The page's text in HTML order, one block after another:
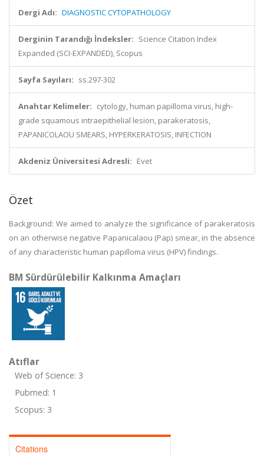
Dergi Adı: DIAGNOSTIC CYTOPATHOLOGY
Derginin Tarandığı İndeksler: Science Citation Index
Expanded (SCI-EXPANDED), Scopus
Sayfa Sayıları: ss.297-302
Anahtar Kelimeler: cytology, human papilloma virus, high-
grade squamous intraepithelial lesion, parakeratosis,
PAPANICOLAOU SMEARS, HYPERKERATOSIS, INFECTION
Akdeniz Üniversitesi Adresli: Evet
Özet
Background: We aimed to analyze the significance of parakeratosis
on an otherwise negative Papanicalaou (Pap) smear, in the absence
of any characteristic human papilloma virus (HPV) findings.
BM Sürdürülebilir Kalkınma Amaçları
Atıflar
Web of Science: 3
Pubmed: 1
Scopus: 3
Citations